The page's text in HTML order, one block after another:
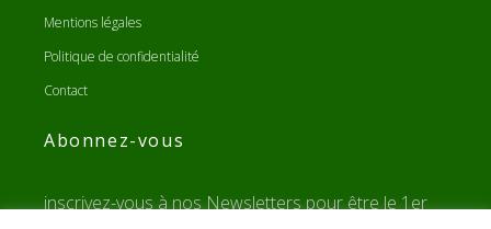
Mentions légales
Politique de confidentialité
Contact
Abonnez-vous
inscrivez-vous à nos Newsletters pour être le 1er